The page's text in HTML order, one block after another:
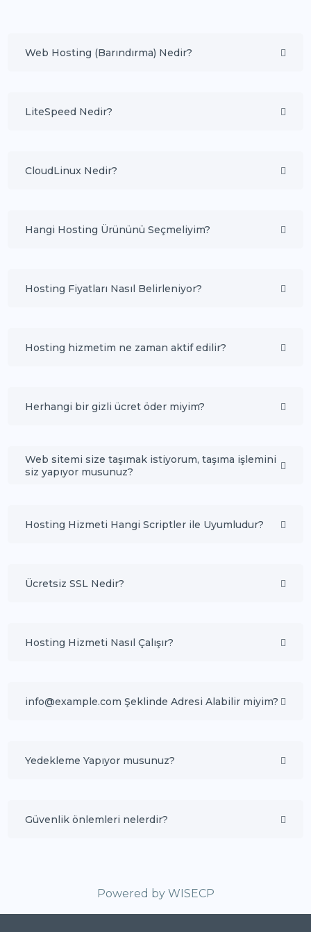
Web Hosting (Barındırma) Nedir?
LiteSpeed Nedir?
CloudLinux Nedir?
Hangi Hosting Ürününü Seçmeliyim?
Hosting Fiyatları Nasıl Belirleniyor?
Hosting hizmetim ne zaman aktif edilir?
Herhangi bir gizli ücret öder miyim?
Web sitemi size taşımak istiyorum, taşıma işlemini
siz yapıyor musunuz?
Hosting Hizmeti Hangi Scriptler ile Uyumludur?
Ücretsiz SSL Nedir?
Hosting Hizmeti Nasıl Çalışır?
info@example.com Şeklinde Adresi Alabilir miyim?
Yedekleme Yapıyor musunuz?
Güvenlik önlemleri nelerdir?
Powered by WISECP